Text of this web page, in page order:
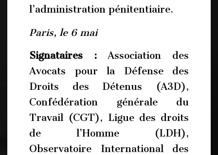
l’administration pénitentiaire.
Paris, le 6 mai
Signataires :Association des
Avocats pour la Défense des
Droits des Détenus (A3D),
Confédération générale du
Travail (CGT), Ligue des droits
de l’Homme (LDH),
Observatoire International des